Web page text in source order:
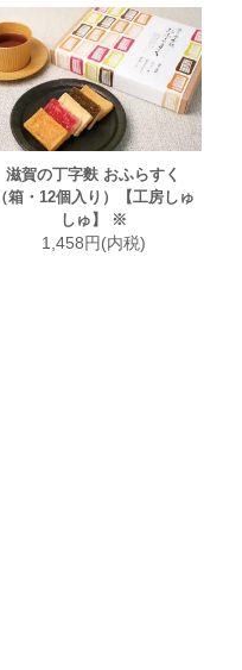
滋賀の丁字麩 おふらすく
（箱・12個入り）【工房しゅ
しゅ】 ※
1,458円(内税)